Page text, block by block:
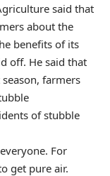
said that
about the
benefits of its
off. He said that
farmers
of stubble
For
get pure air.